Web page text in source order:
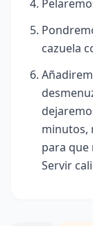
cazuela
minutos,
para que
Servir